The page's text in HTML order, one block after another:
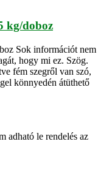
kg/doboz
Sok információt nem
hogy mi ez. Szög.
fém szegről van szó,
könnyedén átüthető
adható le rendelés az